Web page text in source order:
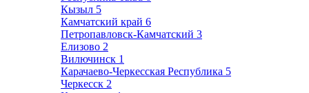
Кызыл 5
Камчатский край 6
Петропавловск-Камчатский 3
Елизово 2
Вилючинск 1
Карачаево-Черкесская Республика 5
Черкесск 2